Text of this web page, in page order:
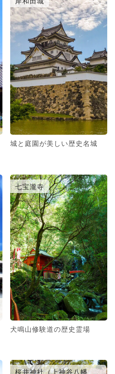
城と庭園が美しい歴史名城
七宝瀧寺
犬鳴山修験道の歴史霊場
桜井神社（上神谷八幡